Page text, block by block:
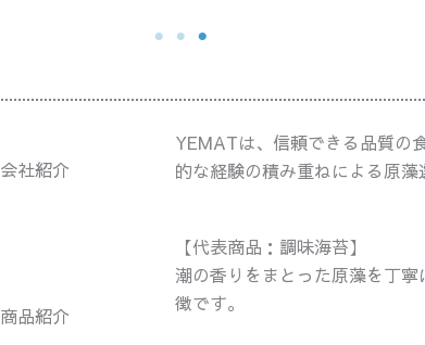
会社紹介
YEMATは、信頼できる品質の
的な経験の積み重ねによる原藻
商品紹介
【代表商品：調味海苔】
潮の香りをまとった原藻を丁
徴です。